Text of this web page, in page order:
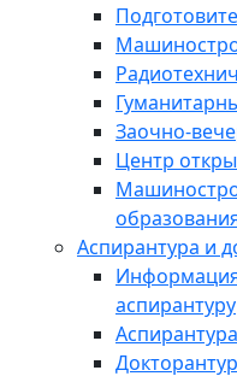
Заочно-
Центр
Аспирантура и
аспирантуру
Аспирантура